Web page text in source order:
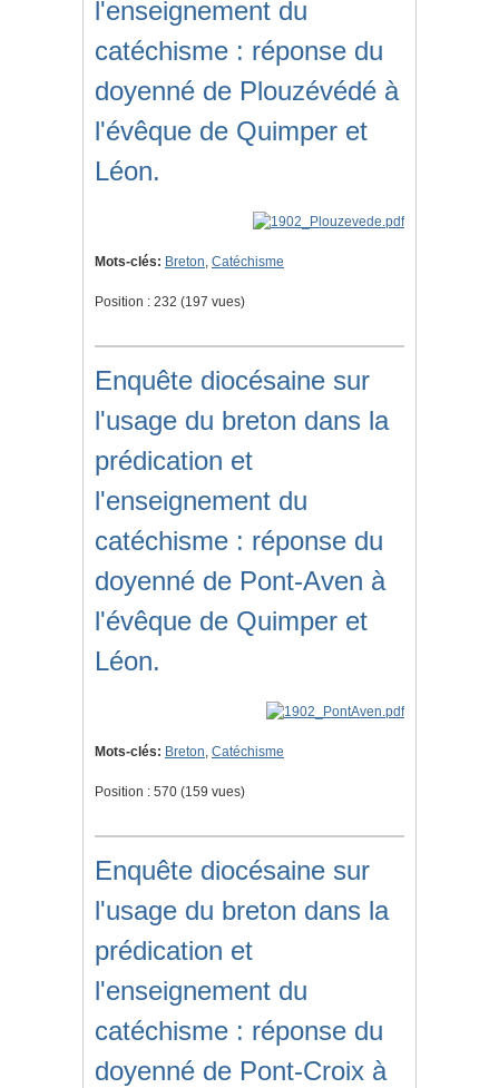
l'enseignement du
catéchisme : réponse du
doyenné de Plouzévédé à
l'évêque de Quimper et
Léon.
Mots-clés: Breton, Catéchisme
Position : 232 (197 vues)
Enquête diocésaine sur
l'usage du breton dans la
prédication et
l'enseignement du
catéchisme : réponse du
doyenné de Pont-Aven à
l'évêque de Quimper et
Léon.
Mots-clés: Breton, Catéchisme
Position : 570 (159 vues)
Enquête diocésaine sur
l'usage du breton dans la
prédication et
l'enseignement du
catéchisme : réponse du
doyenné de Pont-Croix à